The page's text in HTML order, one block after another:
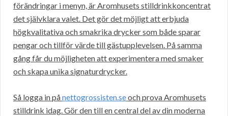
förändringar i menyn, är Aromhusets stilldrinkkoncentrat
det självklara valet. Det gör det möjligt att erbjuda
högkvalitativa och smakrika drycker som både sparar
pengar och tillför värde till gästupplevelsen. På samma
gång får du möjligheten att experimentera med smaker
och skapa unika signaturdrycker.
Så logga in pånettogrossisten.seoch prova Aromhusets
stilldrink idag. Gör den till en central del av din moderna